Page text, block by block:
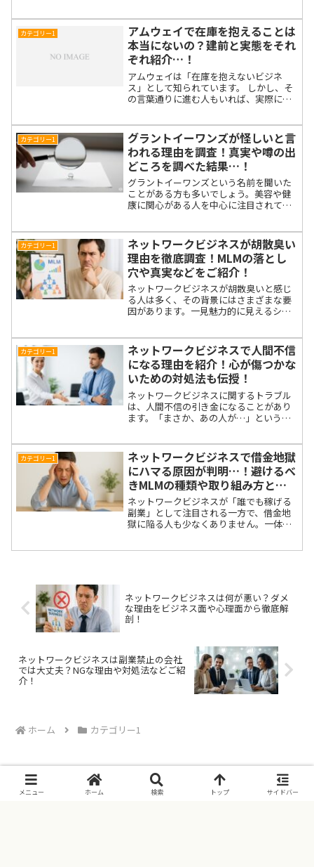
なくありません。この記事では、ユニシ
ティが怪しいとされる理由...
カテゴリー1
アムウェイで在庫を抱えることは
本当にないの？建前と実態をそれ
ぞれ紹介…！
アムウェイは「在庫を抱えないビジネ
ス」として知られています。 しかし、そ
の言葉通りに進む人もいれば、実際には
説明と実際の声の両方に目を向けなが
ら、真実をわかりやすく解説...
カテゴリー1
グラントイーワンズが怪しいと言
われる理由を調査！真実や噂の出
どころを調べた結果…！
グラントイーワンズという名前を聞いた
ことがある方も多いでしょう。美容や健
康に関心がある人を中心に注目されてい
その理由や背景を徹底調査し、噂と真実
を整理してお伝えします。...
カテゴリー1
ネットワークビジネスが胡散臭い
理由を徹底調査！MLMの落とし
穴や真実などをご紹介！
ネットワークビジネスが胡散臭いと感じ
る人は多く、その背景にはさまざまな要
因があります。一見魅力的に見えるシス
は、ネットワークビジネスが怪しまれる
理由や、勧誘手口、参加者の...
カテゴリー1
ネットワークビジネスで人間不信
になる理由を紹介！心が傷つかな
いための対処法も伝授！
ネットワークビジネスに関するトラブル
は、人間不信の引き金になることがあり
ます。「まさか、あの人が…」というシ
ネットワークビジネスで心を傷つけない
ためのポイントと、対処法...
カテゴリー1
ネットワークビジネスで借金地獄
にハマる原因が判明…！避けるべ
きMLMの種類や取り組み方と
は？
ネットワークビジネスが「誰でも稼げる
副業」として注目される一方で、借金地
獄に陥る人も少なくありません。一体な
ネットワークビジネスは何が悪い？ダメ
な理由をビジネス面や心理面から徹底解
剖！
ネットワークビジネスは副業禁止の会社
では大丈夫？NGな理由や対処法などご紹
介！
ホーム カテゴリー1
メニュー ホーム 検索 トップ サイドバー